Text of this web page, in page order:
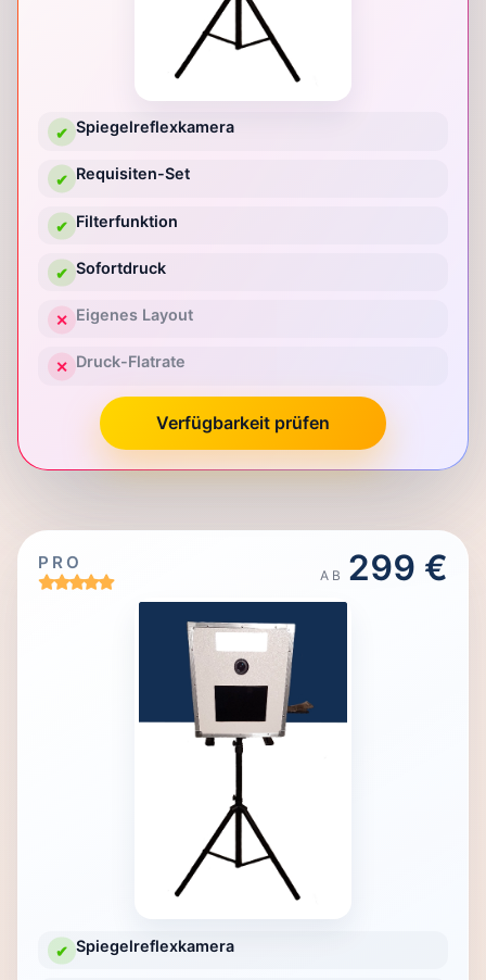
✔ Spiegelreflexkamera
✔ Requisiten-Set
✔ Filterfunktion
✔ Sofortdruck
✕ Eigenes Layout
✕ Druck-Flatrate
Verfügbarkeit prüfen
PRO
AB 299 €
✔ Spiegelreflexkamera